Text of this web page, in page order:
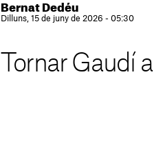
Bernat Dedéu
Dilluns, 15 de juny de 2026 - 05:30
Tornar Gaudí